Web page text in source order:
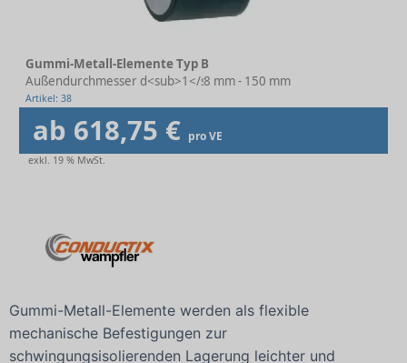
Gummi-Metall-Elemente Typ B
Außendurchmesser d<sub>1</sub>8 mm - 150 mm
Artikel: 38
ab 618,75 € pro VE
exkl. 19 % MwSt.
Gummi-Metall-Elemente werden als flexible
mechanische Befestigungen zur
schwingungsisolierenden Lagerung leichter und